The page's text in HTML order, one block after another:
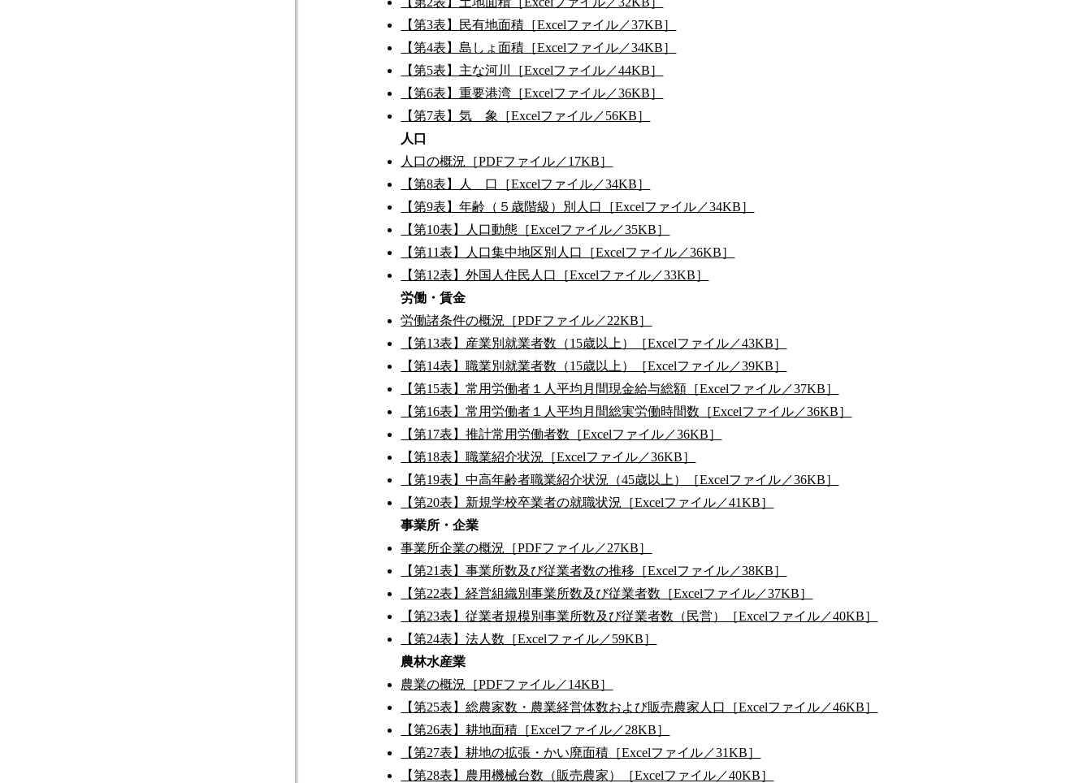
【第3表】民有地面積［Excelファイル／37KB］
【第4表】島しょ面積［Excelファイル／34KB］
【第5表】主な河川［Excelファイル／44KB］
【第6表】重要港湾［Excelファイル／36KB］
【第7表】気 象［Excelファイル／56KB］
人口
人口の概況［PDFファイル／17KB］
【第8表】人 口［Excelファイル／34KB］
【第9表】年齢（５歳階級）別人口［Excelファイル／34KB］
【第10表】人口動態［Excelファイル／35KB］
【第11表】人口集中地区別人口［Excelファイル／36KB］
【第12表】外国人住民人口［Excelファイル／33KB］
労働・賃金
労働諸条件の概況［PDFファイル／22KB］
【第13表】産業別就業者数（15歳以上）［Excelファイル／43KB］
【第14表】職業別就業者数（15歳以上）［Excelファイル／39KB］
【第15表】常用労働者１人平均月間現金給与総額［Excelファイル／37KB］
【第16表】常用労働者１人平均月間総実労働時間数［Excelファイル／36KB］
【第17表】推計常用労働者数［Excelファイル／36KB］
【第18表】職業紹介状況［Excelファイル／36KB］
【第19表】中高年齢者職業紹介状況（45歳以上）［Excelファイル／36KB］
【第20表】新規学校卒業者の就職状況［Excelファイル／41KB］
事業所・企業
事業所企業の概況［PDFファイル／27KB］
【第21表】事業所数及び従業者数の推移［Excelファイル／38KB］
【第22表】経営組織別事業所数及び従業者数［Excelファイル／37KB］
【第23表】従業者規模別事業所数及び従業者数（民営）［Excelファイル／40KB］
【第24表】法人数［Excelファイル／59KB］
農林水産業
農業の概況［PDFファイル／14KB］
【第25表】総農家数・農業経営体数および販売農家人口［Excelファイル／46KB］
【第26表】耕地面積［Excelファイル／28KB］
【第27表】耕地の拡張・かい廃面積［Excelファイル／31KB］
【第28表】農用機械台数（販売農家）［Excelファイル／40KB］